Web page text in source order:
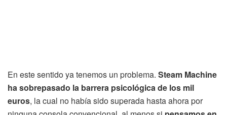
En este sentido ya tenemos un problema. Steam Machine
ha sobrepasado la barrera psicológica de los mil
euros, la cual no había sido superada hasta ahora por